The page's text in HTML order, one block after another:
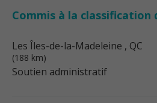
Commis à la classification
Les Îles-de-la-Madeleine , QC
(188 km)
Soutien administratif